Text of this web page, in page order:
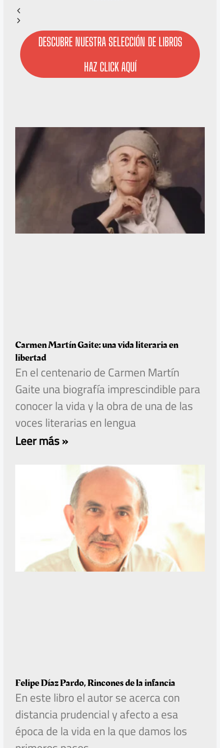
DESCUBRE NUESTRA SELECCIÓN DE LIBROS
HAZ CLICK AQUÍ
Carmen Martín Gaite: una vida literaria en
libertad
En el centenario de Carmen Martín
Gaite una biografía imprescindible para
conocer la vida y la obra de una de las
voces literarias en lengua
Leer más »
Felipe Díaz Pardo, Rincones de la infancia
En este libro el autor se acerca con
distancia prudencial y afecto a esa
época de la vida en la que damos los